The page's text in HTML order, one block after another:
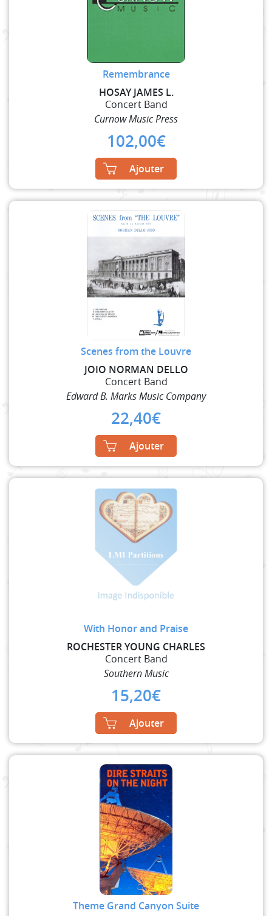
Remembrance
HOSAY JAMES L.
Concert Band
Curnow Music Press
102,00€
Ajouter
Scenes from the Louvre
JOIO NORMAN DELLO
Concert Band
Edward B. Marks Music Company
22,40€
Ajouter
With Honor and Praise
ROCHESTER YOUNG CHARLES
Concert Band
Southern Music
15,20€
Ajouter
Theme Grand Canyon Suite